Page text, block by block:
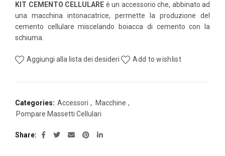
KIT CEMENTO CELLULARE è un accessorio che, abbinato ad
una macchina intonacatrice, permette la produzione del
cemento cellulare miscelando boiacca di cemento con la
schiuma.
Aggiungi alla lista dei desideri Add to wishlist
Categories: Accessori , Macchine ,
Pompare Massetti Cellulari
Share